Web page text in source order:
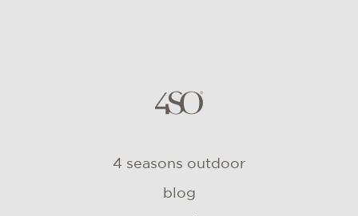
4 seasons outdoor
blog